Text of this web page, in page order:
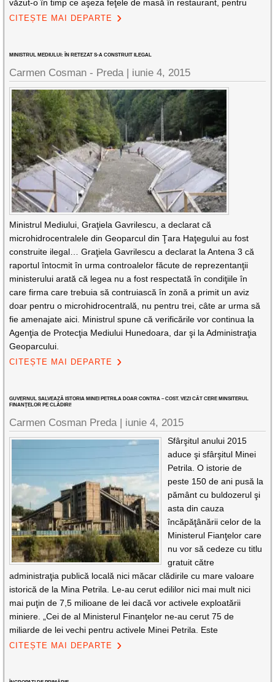
văzut-o în timp ce aşeza feţele de masă în restaurant, pentru
CITEȘTE MAI DEPARTE
MINISTRUL MEDIULUI: ÎN RETEZAT S-A CONSTRUIT ILEGAL
Carmen Cosman - Preda | iunie 4, 2015
Ministrul Mediului, Graţiela Gavrilescu, a declarat că
microhidrocentralele din Geoparcul din Ţara Haţegului au fost
construite ilegal… Graţiela Gavrilescu a declarat la Antena 3 că
raportul întocmit în urma controalelor făcute de reprezentanţii
ministerului arată că legea nu a fost respectată în condiţiile în
care firma care trebuia să contruiască în zonă a primit un aviz
doar pentru o microhidrocentrală, nu pentru trei, câte ar urma să
fie amenajate aici. Ministrul spune că verificările vor continua la
Agenţia de Protecţia Mediului Hunedoara, dar şi la Administraţia
Geoparcului.
CITEȘTE MAI DEPARTE
GUVERNUL SALVEAZĂ ISTORIA MINEI PETRILA DOAR CONTRA – COST. VEZI CÂT CERE MINSITERUL
FINANŢELOR PE CLĂDIRI!
Carmen Cosman Preda | iunie 4, 2015
Sfârşitul anului 2015
aduce şi sfârşitul Minei
Petrila. O istorie de
peste 150 de ani pusă la
pământ cu buldozerul şi
asta din cauza
încăpăţânării celor de la
Ministerul Fianţelor care
nu vor să cedeze cu titlu
gratuit către
administraţia publică locală nici măcar clădirile cu mare valoare
istorică de la Mina Petrila. Le-au cerut edililor nici mai mult nici
mai puţin de 7,5 milioane de lei dacă vor activele exploatării
miniere. „Cei de al Ministerul Finanţelor ne-au cerut 75 de
miliarde de lei vechi pentru activele Minei Petrila. Este
CITEȘTE MAI DEPARTE